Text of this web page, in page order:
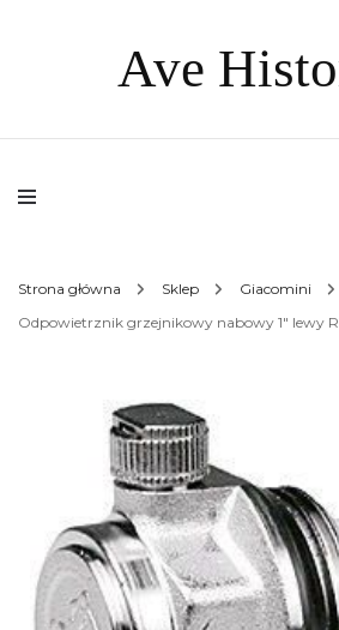
Ave
Strona główna Sklep Giacomini
Odpowietrznik grzejnikowy nabowy 1″ lewy